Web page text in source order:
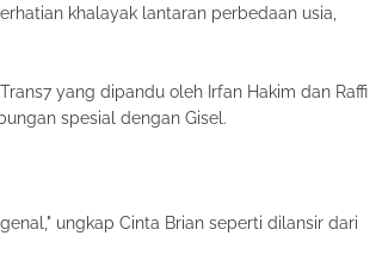
khalayak lantaran perbedaan usia,
yang dipandu oleh Irfan Hakim dan Raffi
spesial dengan Gisel.
ungkap Cinta Brian seperti dilansir dari